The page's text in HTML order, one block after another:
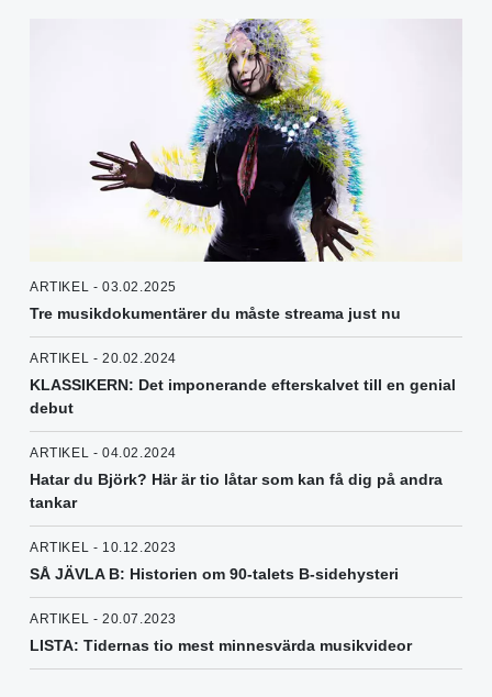
ARTIKEL - 03.02.2025
Tre musikdokumentärer du måste streama just nu
ARTIKEL - 20.02.2024
KLASSIKERN: Det imponerande efterskalvet till en genial
debut
ARTIKEL - 04.02.2024
Hatar du Björk? Här är tio låtar som kan få dig på andra
tankar
ARTIKEL - 10.12.2023
SÅ JÄVLA B: Historien om 90-talets B-sidehysteri
ARTIKEL - 20.07.2023
LISTA: Tidernas tio mest minnesvärda musikvideor